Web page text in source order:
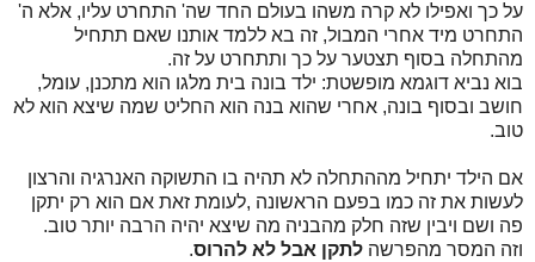
על כך ואפילו לא קרה משהו בעולם החד שה' התחרט עליו, אלא ה'
התחרט מיד אחרי המבול, זה בא ללמד אותנו שאם תתחיל
מהתחלה בסוף תצטער על כך ותתחרט על זה.
בוא נביא דוגמא מופשטת: ילד בונה בית מלגו הוא מתכנן, עומל,
חושב ובסוף בונה, אחרי שהוא בנה הוא החליט שמה שיצא הוא לא
טוב.
אם הילד יתחיל מההתחלה לא תהיה בו התשוקה האנרגיה והרצון
לעשות את זה כמו בפעם הראשונה ,לעומת זאת אם הוא רק יתקן
פה ושם ויבין שזה חלק מהבניה מה שיצא יהיה הרבה יותר טוב.
וזה המסר מהפרשה לתקן אבל לא להרוס.